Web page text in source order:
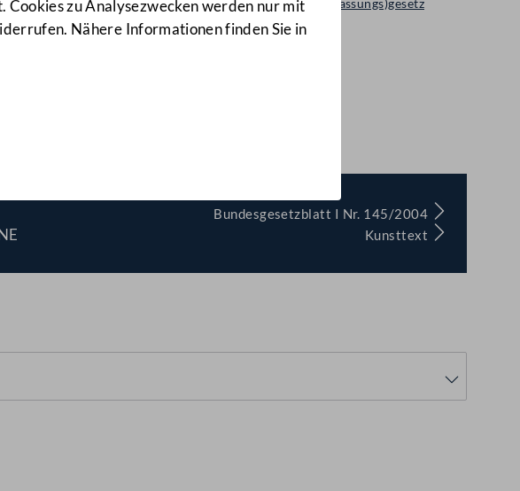
zu Analysezwecken werden nur mit
Nähere Informationen finden Sie in
Regierungsvorlage: Bundes(verfassungs)gesetz
644 d.B.
Bundesgesetzblatt I Nr. 145/2004
Kunsttext